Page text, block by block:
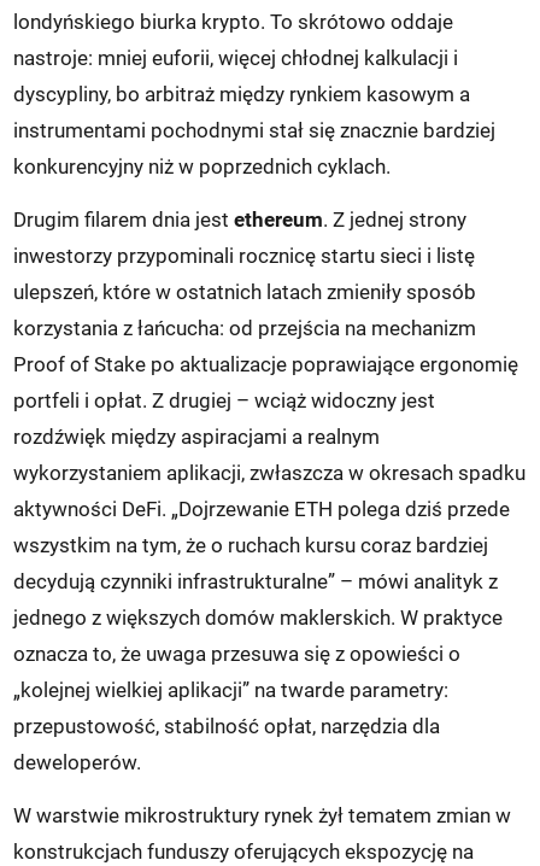
londyńskiego biurka krypto. To skrótowo oddaje
nastroje: mniej euforii, więcej chłodnej kalkulacji i
dyscypliny, bo arbitraż między rynkiem kasowym a
instrumentami pochodnymi stał się znacznie bardziej
konkurencyjny niż w poprzednich cyklach.
Drugim filarem dnia jestethereum. Z jednej strony
inwestorzy przypominali rocznicę startu sieci i listę
ulepszeń, które w ostatnich latach zmieniły sposób
korzystania z łańcucha: od przejścia na mechanizm
Proof of Stake po aktualizacje poprawiające ergonomię
portfeli i opłat. Z drugiej – wciąż widoczny jest
rozdźwięk między aspiracjami a realnym
wykorzystaniem aplikacji, zwłaszcza w okresach spadku
aktywności DeFi. „Dojrzewanie ETH polega dziś przede
wszystkim na tym, że o ruchach kursu coraz bardziej
decydują czynniki infrastrukturalne” – mówi analityk z
jednego z większych domów maklerskich. W praktyce
oznacza to, że uwaga przesuwa się z opowieści o
„kolejnej wielkiej aplikacji” na twarde parametry:
przepustowość, stabilność opłat, narzędzia dla
deweloperów.
W warstwie mikrostruktury rynek żył tematem zmian w
konstrukcjach funduszy oferujących ekspozycję na